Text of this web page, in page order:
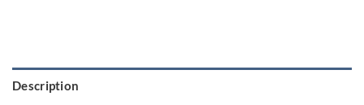
Description